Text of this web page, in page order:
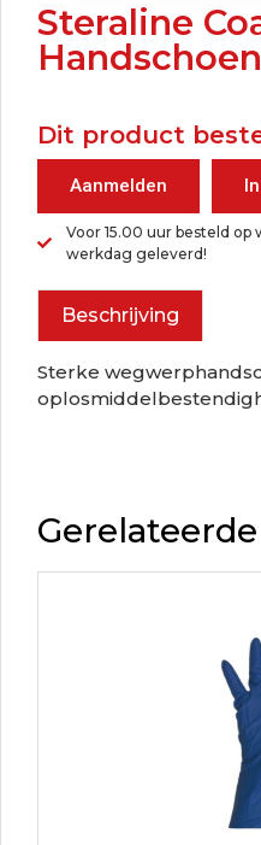
Steraline
Dit product
Aanmelden
Voor 15.00 uur besteld
werkdag geleverd!
Beschrijving
Sterke